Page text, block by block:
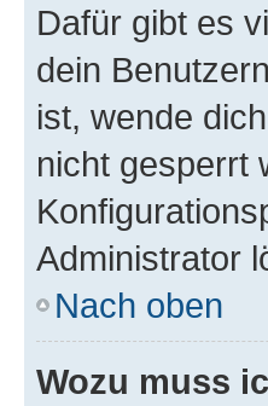
Dafür gibt es
dein
ist, wende
nicht gesperrt
Administrator
Nach oben
Wozu muss